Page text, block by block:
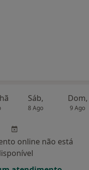
Sáb,
8 Ago
Dom,
9 Ago
online não está